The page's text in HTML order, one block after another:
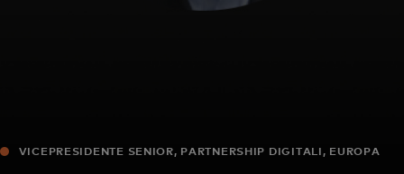
VICEPRESIDENTE SENIOR, PARTNERSHIP DIGITALI, EUROPA